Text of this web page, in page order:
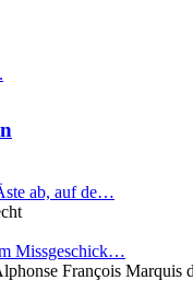
ab, auf de…
Missgeschick…
François Marquis